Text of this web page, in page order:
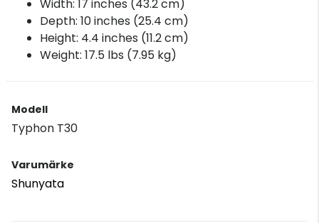
Width: 17 inches (43.2 cm)
Depth: 10 inches (25.4 cm)
Height: 4.4 inches (11.2 cm)
Weight: 17.5 lbs (7.95 kg)
Modell
Typhon T30
Varumärke
Shunyata